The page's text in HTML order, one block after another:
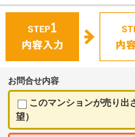
お問合せ内容
このマンションが売り出
望）